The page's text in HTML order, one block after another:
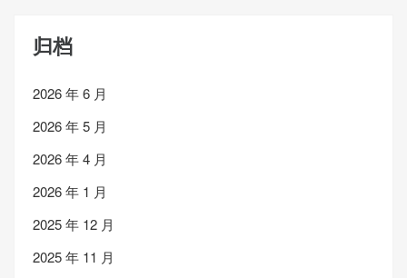
归档
2026 年 6 月
2026 年 5 月
2026 年 4 月
2026 年 1 月
2025 年 12 月
2025 年 11 月